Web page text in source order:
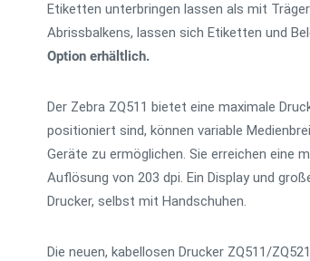
Etiketten unterbringen lassen als mit
Abrissbalkens, lassen sich Etiketten und
Option erhältlich.
Der Zebra ZQ511 bietet eine maximale
positioniert sind, können variable
Geräte zu ermöglichen. Sie erreichen eine
Auflösung von 203 dpi. Ein Display und
Drucker, selbst mit Handschuhen.
Die neuen, kabellosen Drucker ZQ511/